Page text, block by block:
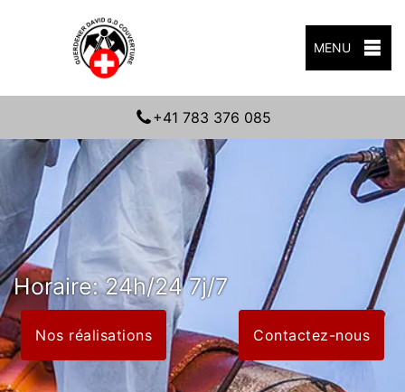
MENU
+41 783 376 085
Horaire: 24h/24 7j/7
Nos réalisations Contactez-nous